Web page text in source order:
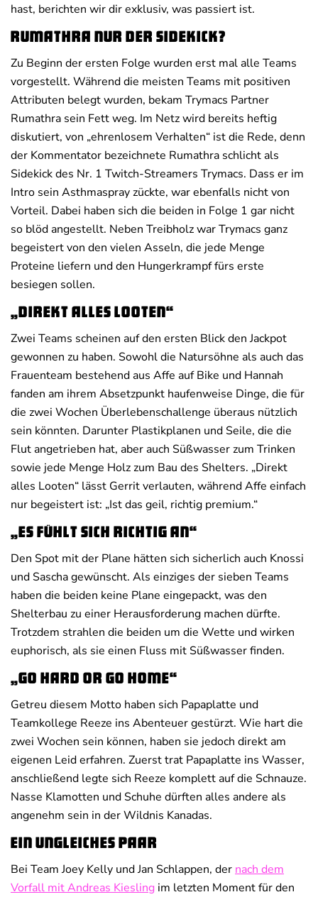
hast, berichten wir dir exklusiv, was passiert ist.
Rumathra nur der Sidekick?
Zu Beginn der ersten Folge wurden erst mal alle Teams
vorgestellt. Während die meisten Teams mit positiven
Attributen belegt wurden, bekam Trymacs Partner
Rumathra sein Fett weg. Im Netz wird bereits heftig
diskutiert, von „ehrenlosem Verhalten“ ist die Rede, denn
der Kommentator bezeichnete Rumathra schlicht als
Sidekick des Nr. 1 Twitch-Streamers Trymacs. Dass er im
Intro sein Asthmaspray zückte, war ebenfalls nicht von
Vorteil. Dabei haben sich die beiden in Folge 1 gar nicht
so blöd angestellt. Neben Treibholz war Trymacs ganz
begeistert von den vielen Asseln, die jede Menge
Proteine liefern und den Hungerkrampf fürs erste
besiegen sollen.
„Direkt alles looten“
Zwei Teams scheinen auf den ersten Blick den Jackpot
gewonnen zu haben. Sowohl die Natursöhne als auch das
Frauenteam bestehend aus Affe auf Bike und Hannah
fanden am ihrem Absetzpunkt haufenweise Dinge, die für
die zwei Wochen Überlebenschallenge überaus nützlich
sein könnten. Darunter Plastikplanen und Seile, die die
Flut angetrieben hat, aber auch Süßwasser zum Trinken
sowie jede Menge Holz zum Bau des Shelters. „Direkt
alles Looten“ lässt Gerrit verlauten, während Affe einfach
nur begeistert ist: „Ist das geil, richtig premium.“
„Es fühlt sich richtig an“
Den Spot mit der Plane hätten sich sicherlich auch Knossi
und Sascha gewünscht. Als einziges der sieben Teams
haben die beiden keine Plane eingepackt, was den
Shelterbau zu einer Herausforderung machen dürfte.
Trotzdem strahlen die beiden um die Wette und wirken
euphorisch, als sie einen Fluss mit Süßwasser finden.
„Go hard or go home“
Getreu diesem Motto haben sich Papaplatte und
Teamkollege Reeze ins Abenteuer gestürzt. Wie hart die
zwei Wochen sein können, haben sie jedoch direkt am
eigenen Leid erfahren. Zuerst trat Papaplatte ins Wasser,
anschließend legte sich Reeze komplett auf die Schnauze.
Nasse Klamotten und Schuhe dürften alles andere als
angenehm sein in der Wildnis Kanadas.
Ein ungleiches Paar
Bei Team Joey Kelly und Jan Schlappen, dernach dem
Vorfall mit Andreas Kiesling im letzten Moment für den